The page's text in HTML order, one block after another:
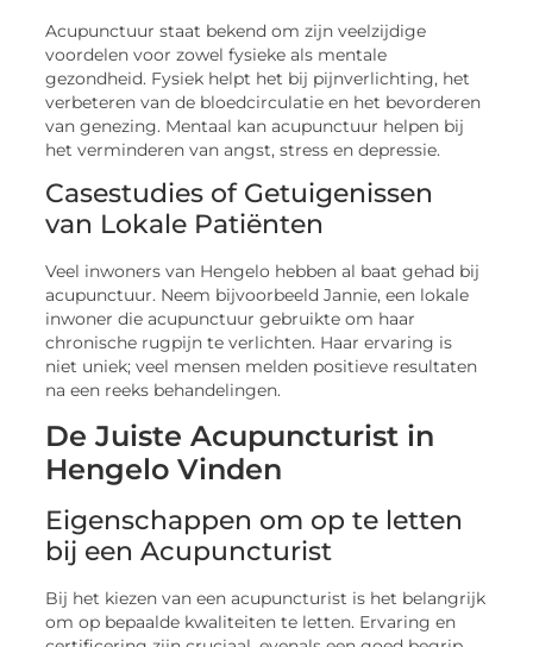
Acupunctuur staat bekend om zijn veelzijdige
voordelen voor zowel fysieke als mentale
gezondheid. Fysiek helpt het bij pijnverlichting, het
verbeteren van de bloedcirculatie en het bevorderen
van genezing. Mentaal kan acupunctuur helpen bij
het verminderen van angst, stress en depressie.
Casestudies of Getuigenissen
van Lokale Patiënten
Veel inwoners van Hengelo hebben al baat gehad bij
acupunctuur. Neem bijvoorbeeld Jannie, een lokale
inwoner die acupunctuur gebruikte om haar
chronische rugpijn te verlichten. Haar ervaring is
niet uniek; veel mensen melden positieve resultaten
na een reeks behandelingen.
De Juiste Acupuncturist in
Hengelo Vinden
Eigenschappen om op te letten
bij een Acupuncturist
Bij het kiezen van een acupuncturist is het belangrijk
om op bepaalde kwaliteiten te letten. Ervaring en
certificering zijn cruciaal, evenals een goed begrip